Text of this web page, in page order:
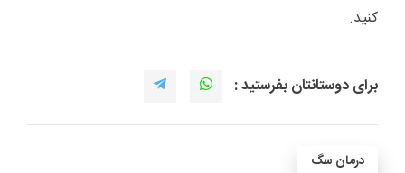
کنید.
برای دوستانتان بفرستید :
درمان سگ